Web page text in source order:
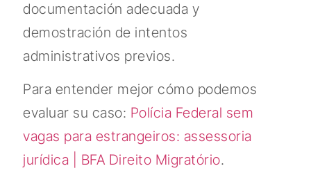
documentación adecuada y
demostración de intentos
administrativos previos.
Para entender mejor cómo podemos
evaluar su caso: Polícia Federal sem
vagas para estrangeiros: assessoria
jurídica | BFA Direito Migratório.